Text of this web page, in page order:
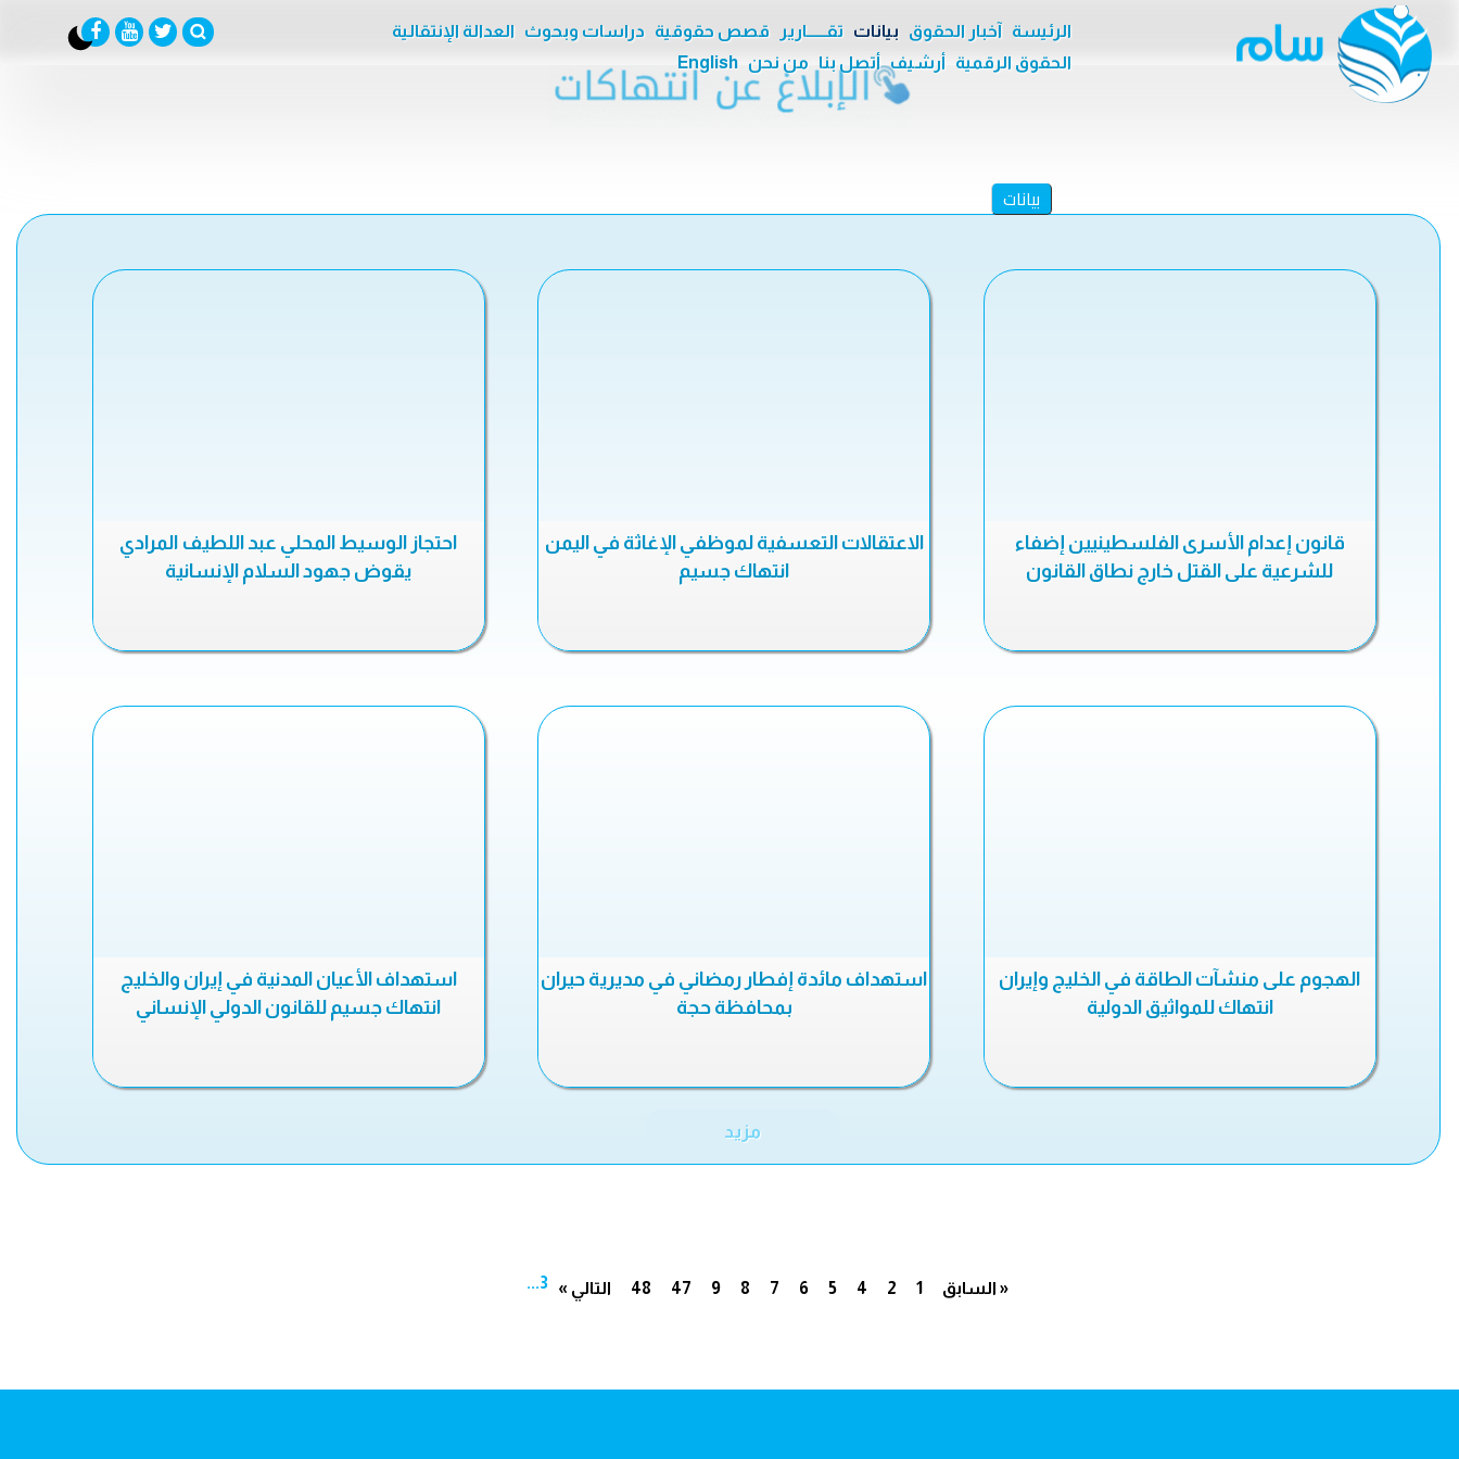
الرئيسة آخبار الحقوق بيانات تقــــــارير قصص حقوقية دراسات وبحوث
العدالة الإنتقالية
الحقوق الرقمية
أرشيف أتصل بنا من نحن English
بيانات
قانون إعدام الأسرى الفلسطينيين إضفاء
للشرعية على القتل خارج نطاق القانون
الاعتقالات التعسفية لموظفي الإغاثة في اليمن
انتهاك جسيم
احتجاز الوسيط المحلي عبد اللطيف المرادي
يقوض جهود السلام الإنسانية
الهجوم على منشآت الطاقة في الخليج وإيران
انتهاك للمواثيق الدولية
استهداف مائدة إفطار رمضاني في مديرية حيران
بمحافظة حجة
استهداف الأعيان المدنية في إيران والخليج
انتهاك جسيم للقانون الدولي الإنساني
مزيد
« السابق 1
2
3 4
5
6
7
8
9
... 47
48 التالي »